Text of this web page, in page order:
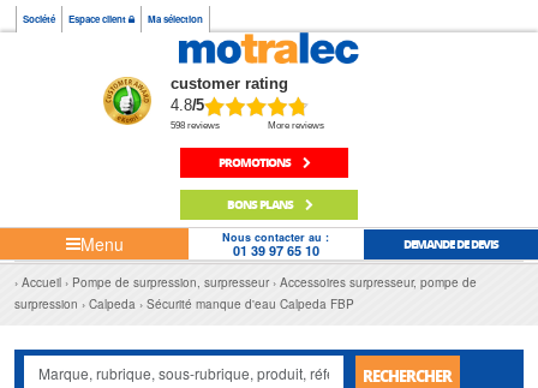
Société Espace client Ma sélection
customer rating
4.8/5
598 reviews More reviews
PROMOTIONS
BONS PLANS
Menu Nous contacter au :
01 39 97 65 10 DEMANDE DE DEVIS
Accueil Pompe de surpression, surpresseur
Accessoires surpresseur, pompe de
surpression
Calpeda Sécurité manque d'eau Calpeda FBP
RECHERCHER